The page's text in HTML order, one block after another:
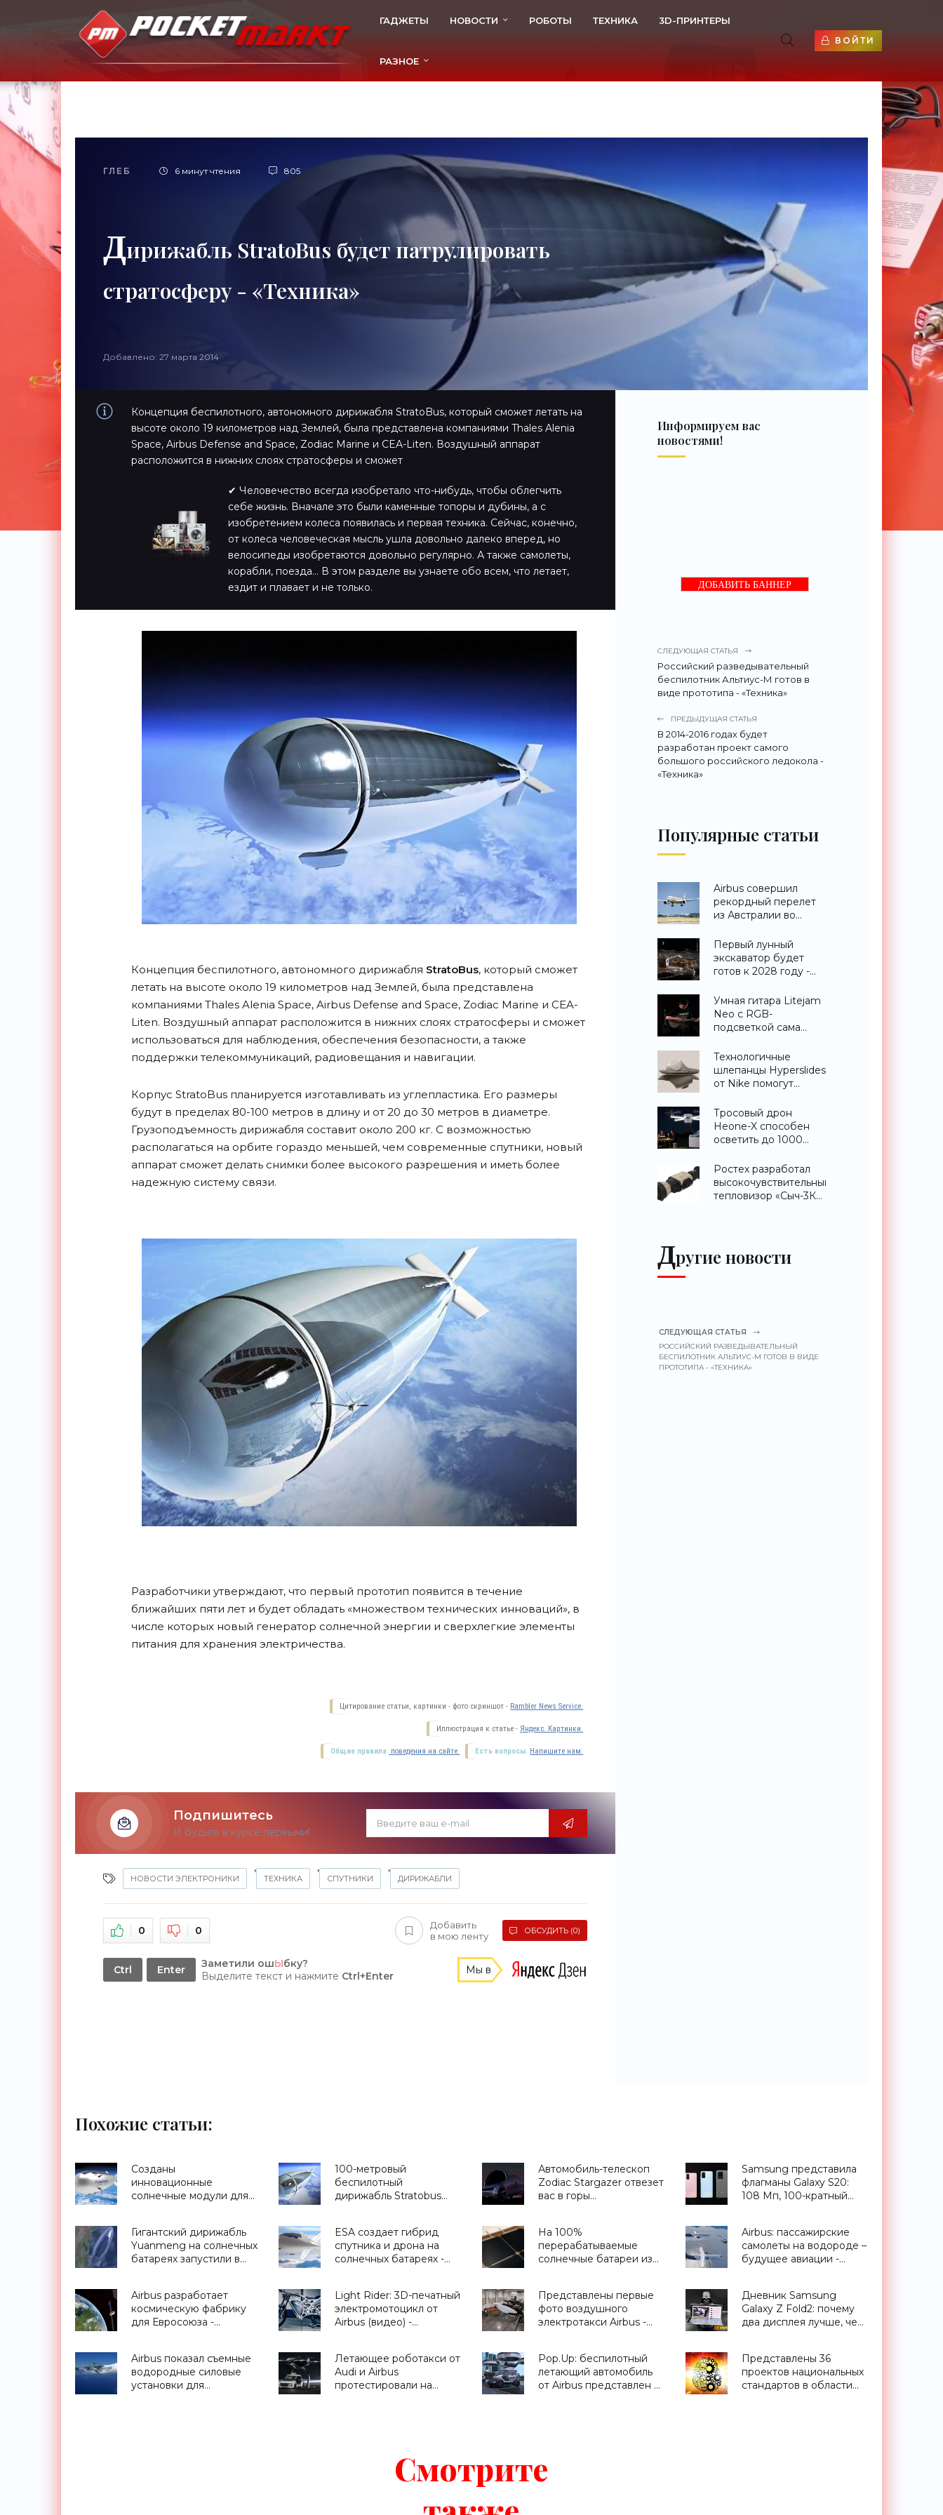
ГАДЖЕТЫ НОВОСТИ РОБОТЫ ТЕХНИКА 3D-ПРИНТЕРЫ
РАЗНОЕ
ВОЙТИ
ГЛЕБ 6 минут чтения 805
Дирижабль StratoBus будет патрулировать
стратосферу - «Техника»
Добавлено: 27 марта 2014
Концепция беспилотного, автономного дирижабля StratoBus, который сможет летать на
высоте около 19 километров над Землей, была представлена компаниями Thales Alenia
Space, Airbus Defense and Space, Zodiac Marine и CEA-Liten. Воздушный аппарат
расположится в нижних слоях стратосферы и сможет
✔ Человечество всегда изобретало что-нибудь, чтобы облегчить
себе жизнь. Вначале это были каменные топоры и дубины, а с
изобретением колеса появилась и первая техника. Сейчас, конечно,
от колеса человеческая мысль ушла довольно далеко вперед, но
велосипеды изобретаются довольно регулярно. А также самолеты,
корабли, поезда… В этом разделе вы узнаете обо всем, что летает,
ездит и плавает и не только.
Концепция беспилотного, автономного дирижабля StratoBus, который сможет
летать на высоте около 19 километров над Землей, была представлена
компаниями Thales Alenia Space, Airbus Defense and Space, Zodiac Marine и CEA-
Liten. Воздушный аппарат расположится в нижних слоях стратосферы и сможет
использоваться для наблюдения, обеспечения безопасности, а также
поддержки телекоммуникаций, радиовещания и навигации.
Корпус StratoBus планируется изготавливать из углепластика. Его размеры
будут в пределах 80-100 метров в длину и от 20 до 30 метров в диаметре.
Грузоподъемность дирижабля составит около 200 кг. С возможностью
располагаться на орбите гораздо меньшей, чем современные спутники, новый
аппарат сможет делать снимки более высокого разрешения и иметь более
надежную систему связи.
Разработчики утверждают, что первый прототип появится в течение
ближайших пяти лет и будет обладать «множеством технических инноваций», в
числе которых новый генератор солнечной энергии и сверхлегкие элементы
питания для хранения электричества.
Цитирование статьи, картинки - фото скриншот - Rambler News Service.
Иллюстрация к статье - Яндекс. Картинки.
Есть вопросы. Напишите нам.
Общие правила поведения на сайте.
Подпишитесь
И будьте в курсе первыми!
НОВОСТИ ЭЛЕКТРОНИКИ
,
ТЕХНИКА
,
СПУТНИКИ
,
ДИРИЖАБЛИ
0 0
Добавить
в мою ленту
ОБСУДИТЬ (0)
Ctrl Enter Заметили ошЫбку?
Выделите текст и нажмите Ctrl+Enter Мы в
Информируем вас
новостями!
ДОБАВИТЬ БАННЕР
СЛЕДУЮЩАЯ СТАТЬЯ
Российский разведывательный
беспилотник Альтиус-М готов в
виде прототипа - «Техника»
ПРЕДЫДУЩАЯ СТАТЬЯ
В 2014-2016 годах будет
разработан проект самого
большого российского ледокола -
«Техника»
Популярные статьи
Airbus совершил
рекордный перелет
из Австралии во
«Техника»
Первый лунный
экскаватор будет
готов к 2028 году -
Умная гитара Litejam
Neo с RGB-
подсветкой сама
«Гаджеты»
Технологичные
шлепанцы Hyperslides
от Nike помогут
ноги после
тренировки -
«Гаджеты»
Тросовый дрон
Heone-X способен
осветить до 1000
земли -
«Беспилотники»
Ростех разработал
высокочувствительный
тепловизор «Сыч-3К»
Другие новости
СЛЕДУЮЩАЯ СТАТЬЯ
РОССИЙСКИЙ РАЗВЕДЫВАТЕЛЬНЫЙ
БЕСПИЛОТНИК АЛЬТИУС-М ГОТОВ В ВИДЕ
ПРОТОТИПА - «ТЕХНИКА»
Похожие статьи:
Созданы
инновационные
солнечные модули для
Электроники»
100-метровый
беспилотный
дирижабль Stratobus
- «Техника»
Автомобиль-телескоп
Zodiac Stargazer отвезет
вас в горы
Samsung представила
флагманы Galaxy S20:
108 Мп, 100-кратный
«Смартфоны»
Гигантский дирижабль
Yuanmeng на солнечных
батареях запустили в
ESA создает гибрид
спутника и дрона на
солнечных батареях -
На 100%
перерабатываемые
солнечные батареи из
Airbus: пассажирские
самолеты на водороде –
будущее авиации -
Airbus разработает
космическую фабрику
для Евросоюза -
Light Rider: 3D-печатный
электромотоцикл от
Airbus (видео) -
Представлены первые
фото воздушного
электротакси Airbus -
Дневник Samsung
Galaxy Z Fold2: почему
два дисплея лучше, чем
Airbus показал съемные
водородные силовые
установки для
Летающее роботакси от
Audi и Airbus
протестировали на
Pop.Up: беспилотный
летающий автомобиль
от Airbus представлен в
Представлены 36
проектов национальных
стандартов в области
Смотрите